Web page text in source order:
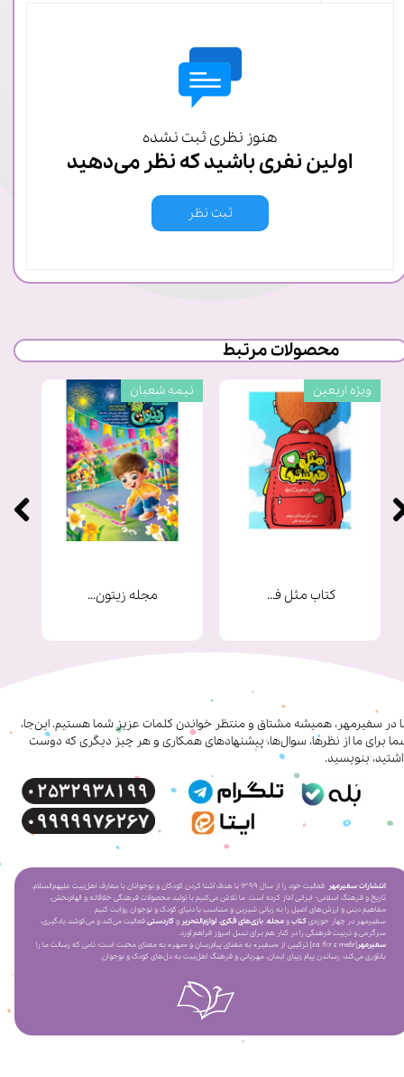
هنوز نظری ثبت نشده
اولین نفری باشید که نظر می‌دهید
ثبت نظر
محصولات مرتبط
مجله زیتون شماره 9
نیمه شعبان
کتاب مثل فرشته ها
ویژه اربعین
در سفیرمهر، همیشه مشتاق و منتظر خواندن کلمات عزیز شما هستیم. این‌جا،
برای ما از نظرها، سوال‌ها، پیشنهادهای همکاری‌ و هر چیز دیگری که دوست
بنویسید.
انتشارات سفیرمهر
فعالیت خود را از سال ۱۳۹۹ با هدف آشنا کردن کودکان و نوجوانان با معارف اهل‌بیت علیهم‌السلام،
تاریخ و فرهنگ اسلامی- ایرانی آغاز کرده است. ما تلاش می‌کنیم با تولید محصولات فرهنگی خلاقانه و الهام‌بخش،
مفاهیم دینی و ارزش‌های اصیل را به زبانی شیرین و متناسب با دنیای کودک و نوجوان روایت کنیم.
سفیرمهر در چهار حوزه‌یکتابومجله،بازی‌های فکری،لوازم‌التحریر وکاردستیفعالیت می‌کند و می‌کوشد یادگیری،
سرگرمی و تربیت فرهنگی را در کنار هم برای نسل امروز فراهم آورد.
سفیرمهر
[saˈfiːr ɛˈmeɦr] ترکیبی از «سفیر» به معنای پیام‌رسان و «مهر» به معنای محبت است؛ نامی که رسالت ما را
یادآوری می‌کند: رساندن پیام زیبای ایمان، مهربانی و فرهنگ اهل‌بیت به دل‌های کودک و نوجوان.